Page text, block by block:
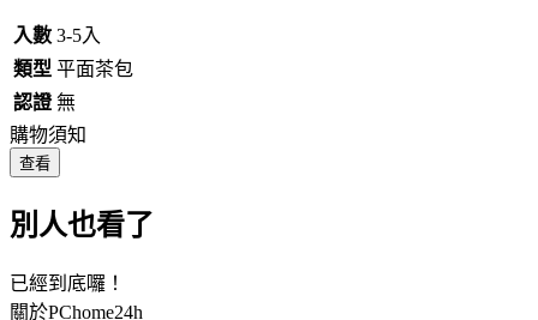
入數 3-5入
類型 平面茶包
認證 無
購物須知
查看
別人也看了
已經到底囉！
關於PChome24h